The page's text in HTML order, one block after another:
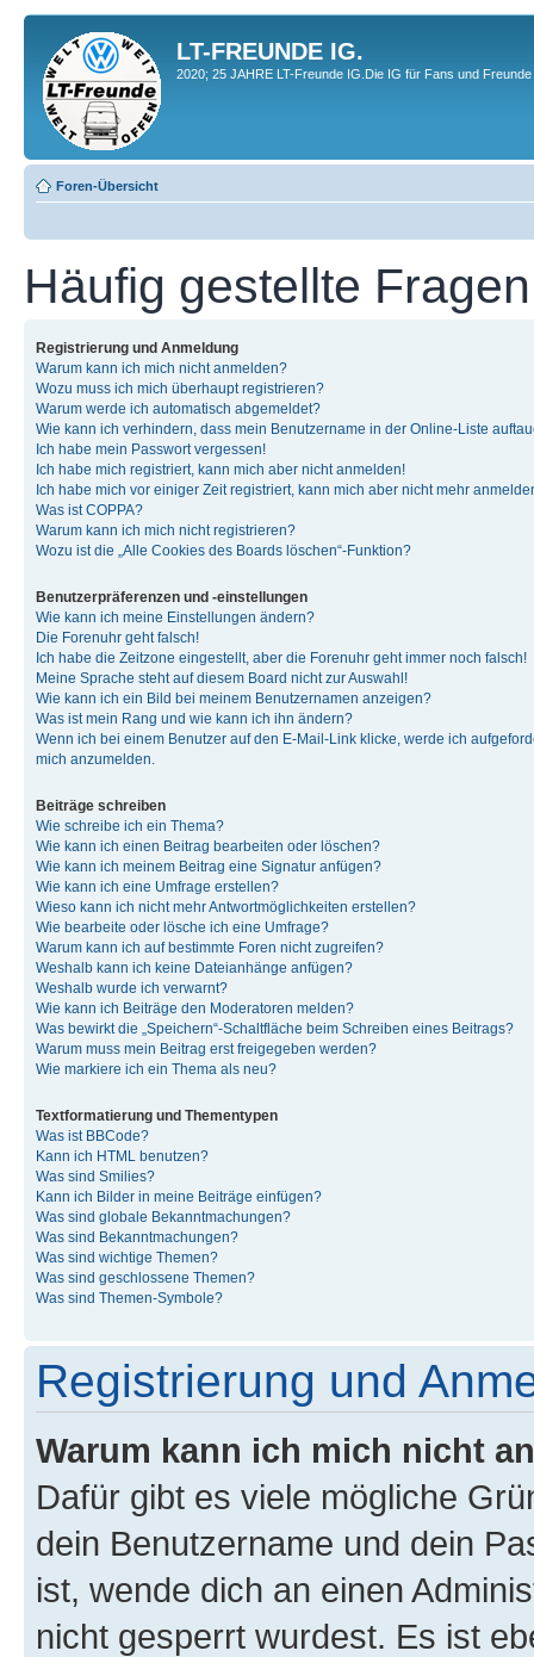
LT-FREUNDE IG.
2020; 25 JAHRE LT-Freunde IG.Die IG für Fans und
Foren-Übersicht
Häufig gestellte Fragen
Registrierung und Anmeldung
Warum kann ich mich nicht anmelden?
Wozu muss ich mich überhaupt registrieren?
Warum werde ich automatisch abgemeldet?
Wie kann ich verhindern, dass mein Benutzername in der Online-Liste
Ich habe mein Passwort vergessen!
Ich habe mich registriert, kann mich aber nicht anmelden!
Ich habe mich vor einiger Zeit registriert, kann mich aber nicht mehr
Was ist COPPA?
Warum kann ich mich nicht registrieren?
Wozu ist die „Alle Cookies des Boards löschen“-Funktion?
Benutzerpräferenzen und -einstellungen
Wie kann ich meine Einstellungen ändern?
Die Forenuhr geht falsch!
Ich habe die Zeitzone eingestellt, aber die Forenuhr geht immer noch falsch!
Meine Sprache steht auf diesem Board nicht zur Auswahl!
Wie kann ich ein Bild bei meinem Benutzernamen anzeigen?
Was ist mein Rang und wie kann ich ihn ändern?
Wenn ich bei einem Benutzer auf den E-Mail-Link klicke, werde ich
mich anzumelden.
Beiträge schreiben
Wie schreibe ich ein Thema?
Wie kann ich einen Beitrag bearbeiten oder löschen?
Wie kann ich meinem Beitrag eine Signatur anfügen?
Wie kann ich eine Umfrage erstellen?
Wieso kann ich nicht mehr Antwortmöglichkeiten erstellen?
Wie bearbeite oder lösche ich eine Umfrage?
Warum kann ich auf bestimmte Foren nicht zugreifen?
Weshalb kann ich keine Dateianhänge anfügen?
Weshalb wurde ich verwarnt?
Wie kann ich Beiträge den Moderatoren melden?
Was bewirkt die „Speichern“-Schaltfläche beim Schreiben eines Beitrags?
Warum muss mein Beitrag erst freigegeben werden?
Wie markiere ich ein Thema als neu?
Textformatierung und Thementypen
Was ist BBCode?
Kann ich HTML benutzen?
Was sind Smilies?
Kann ich Bilder in meine Beiträge einfügen?
Was sind globale Bekanntmachungen?
Was sind Bekanntmachungen?
Was sind wichtige Themen?
Was sind geschlossene Themen?
Was sind Themen-Symbole?
Registrierung und
Warum kann ich mich nicht
Dafür gibt es viele mögliche
dein Benutzername und dein
ist, wende dich an einen
nicht gesperrt wurdest. Es ist